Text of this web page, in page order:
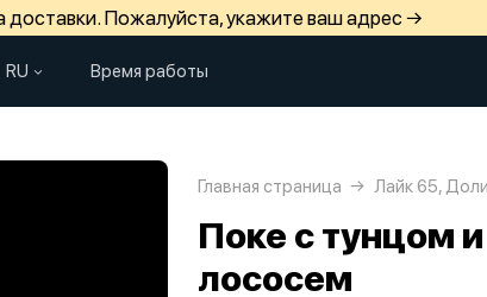
Пожалуйста, укажите ваш адрес →
RU Время работы
Главная страница Лайк 65,
Поке с тунцом и
лососем